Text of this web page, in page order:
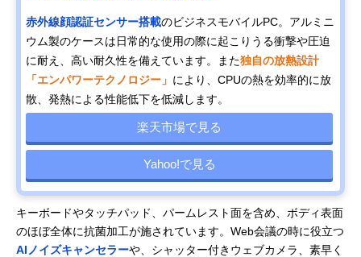
赤外線顔認証センサー搭載のビジネスモバイルPC。アルミニ
ウム製のケースは日常的な使用の際に起こりうる衝撃や圧迫
に耐え、高い耐久性を備えています。また独自の放熱設計
「エンパワーテクノロジー」 により、CPUの熱を効率的に放
散、発熱による性能低下を低減します。
楽天市場で見る
Yahoo!で見る
キーボードやタッチパッド、パームレスト面を含め、ボディ表面
のほぼ全体に抗菌加工が施されています。Web会議の時に役立つ
AIノイズキャンセラーや、シャッター付きウェブカメラ、素早く